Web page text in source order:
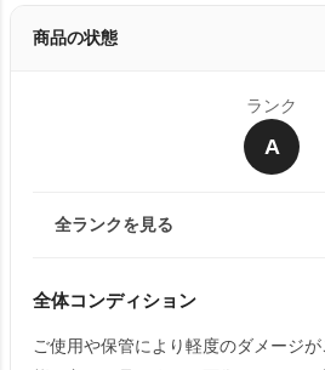
商品の状態
ランク
A
全ランクを見る
全体コンディション
ご使用や保管により軽度のダメージ